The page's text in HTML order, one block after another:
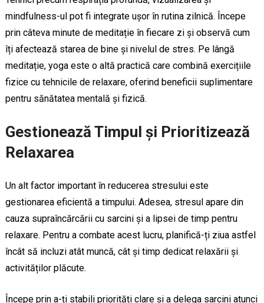
mindfulness-ul pot fi integrate ușor în rutina zilnică. Începe
prin câteva minute de meditație în fiecare zi și observă cum
îți afectează starea de bine și nivelul de stres. Pe lângă
meditație, yoga este o altă practică care combină exercițiile
fizice cu tehnicile de relaxare, oferind beneficii suplimentare
pentru sănătatea mentală și fizică.
Gestionează Timpul și Prioritizează
Relaxarea
Un alt factor important în reducerea stresului este
gestionarea eficientă a timpului. Adesea, stresul apare din
cauza supraîncărcării cu sarcini și a lipsei de timp pentru
relaxare. Pentru a combate acest lucru, planifică-ți ziua astfel
încât să incluzi atât muncă, cât și timp dedicat relaxării și
activităților plăcute.
Începe prin a-ți stabili priorități clare și a delega sarcini atunci